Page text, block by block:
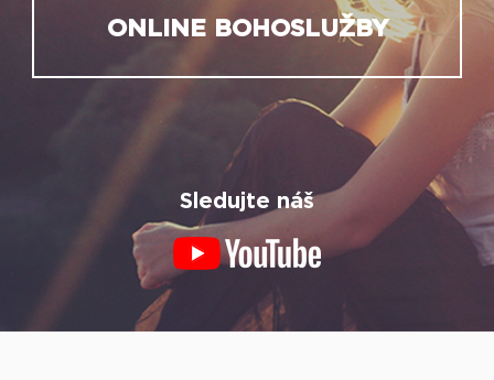
ONLINE BOHOSLUŽBY
Sledujte náš